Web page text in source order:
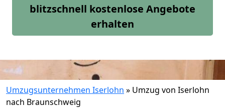
blitzschnell kostenlose Angebote
erhalten
Umzugsunternehmen Iserlohn » Umzug von Iserlohn
nach Braunschweig